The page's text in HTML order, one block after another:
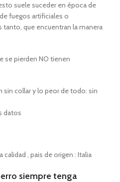
suele suceder en época de
fuegos artificiales o
tanto, que encuentran la manera
se pierden NO tienen
sin collar y lo peor de todo: sin
datos
, pais de origen : Italia
siempre tenga